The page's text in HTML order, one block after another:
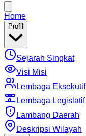
Home
Profil
Sejarah Singkat
Visi Misi
Lembaga Eksekutif
Lembaga Legislatif
Lambang Daerah
Deskripsi Wilayah